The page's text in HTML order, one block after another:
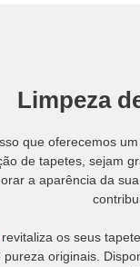
Limpeza
que oferecemos
de tapetes, sejam
a aparência da
revitaliza os seus
pureza originais.